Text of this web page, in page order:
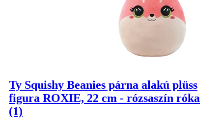
Ty Squishy Beanies párna alakú plüss
figura ROXIE, 22 cm - rózsaszín róka
(1)